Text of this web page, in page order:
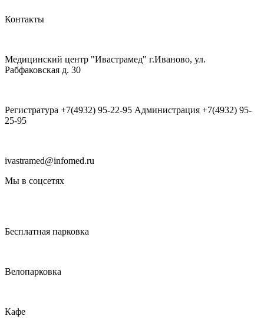
Контакты
Медицинский центр "Ивастрамед" г.Иваново, ул.
Рабфаковская д. 30
Регистратура +7(4932) 95-22-95 Администрация +7(4932) 95-
25-95
ivastramed@infomed.ru
Мы в соцсетях
Бесплатная парковка
Велопарковка
Кафе